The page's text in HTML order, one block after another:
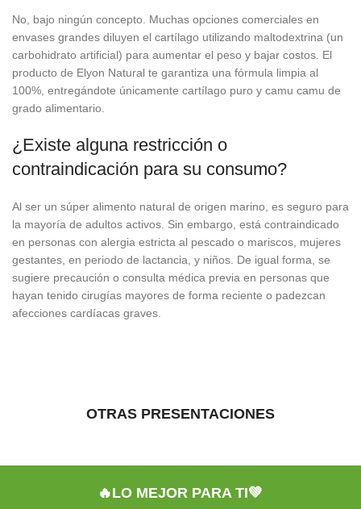
No, bajo ningún concepto. Muchas opciones comerciales en
envases grandes diluyen el cartílago utilizando maltodextrina (un
carbohidrato artificial) para aumentar el peso y bajar costos. El
producto de Elyon Natural te garantiza una fórmula limpia al
100%, entregándote únicamente cartílago puro y camu camu de
grado alimentario.
¿Existe alguna restricción o
contraindicación para su consumo?
Al ser un súper alimento natural de origen marino, es seguro para
la mayoría de adultos activos. Sin embargo, está contraindicado
en personas con alergia estricta al pescado o mariscos, mujeres
gestantes, en periodo de lactancia, y niños. De igual forma, se
sugiere precaución o consulta médica previa en personas que
hayan tenido cirugías mayores de forma reciente o padezcan
afecciones cardíacas graves.
OTRAS PRESENTACIONES
🔥LO MEJOR PARA TI💚